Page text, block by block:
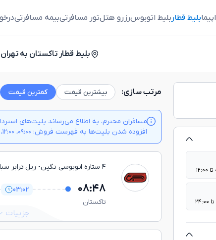
بلیط قطاربلیط اتوبوسرزرو هتلتور مسافرتیبیمه مسافرتی
بلیط قطار تاکستان به تهران
مرتب سازی: بیشترین قیمت کمترین قیمت
مسافران محترم، به اطلاع می‌رساند بلیت‌های
افزوده شدن بلیت‌ها به فهرست فروش: ۰۹:۰۰، ۱۲:۰۰، ۱۵:۰۰، ۱۷:۰۰ و ۱۹:۰۰ هر روز
جزییات
۴ ستاره اتوبوسی نگین - ريل ترابر سبا
۰۸:۴۸
تاكستان
03:02